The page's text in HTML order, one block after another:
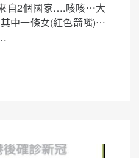
自2個國家….咳咳⋯大
中一條女(紅色箭嘴)⋯